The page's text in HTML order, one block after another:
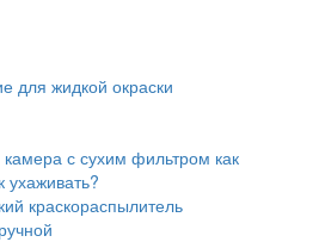
для жидкой окраски
с сухим фильтром как
ухаживать?
краскораспылитель